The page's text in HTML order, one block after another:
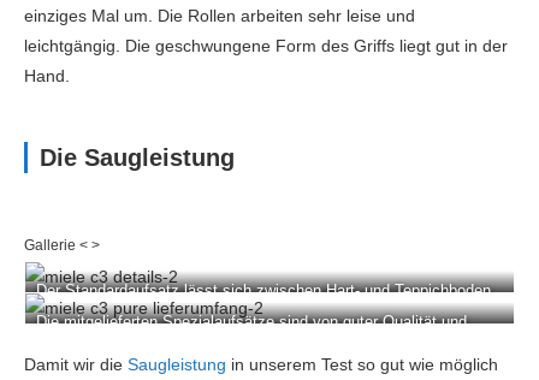
einziges Mal um. Die Rollen arbeiten sehr leise und
leichtgängig. Die geschwungene Form des Griffs liegt gut in der
Hand.
Die Saugleistung
Der Standardaufsatz lässt sich zwischen Hart- und Teppichboden
umstellen.
Die mitgelieferten Spezialaufsätze sind von guter Qualität und
Damit wir die Saugleistung in unserem Test so gut wie möglich